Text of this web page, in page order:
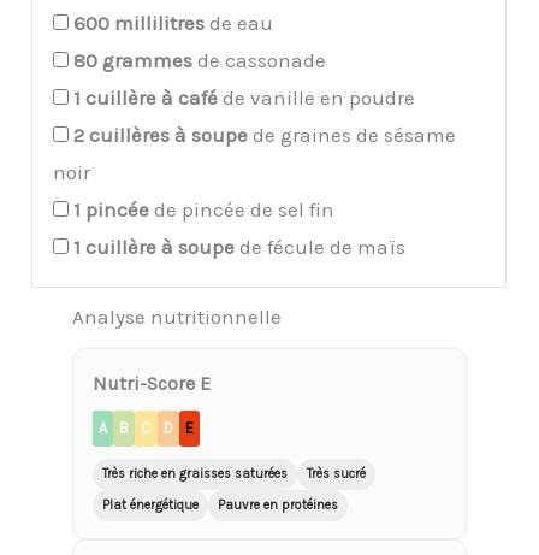
600 millilitres de eau
80 grammes de cassonade
1 cuillère à café de vanille en poudre
2 cuillères à soupe de graines de sésame
noir
1 pincée de pincée de sel fin
1 cuillère à soupe de fécule de maïs
Analyse nutritionnelle
Nutri-Score E
A B C D E
Très riche en graisses saturées
Très sucré
Plat énergétique
Pauvre en protéines